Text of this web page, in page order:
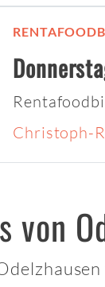
Christoph-
von